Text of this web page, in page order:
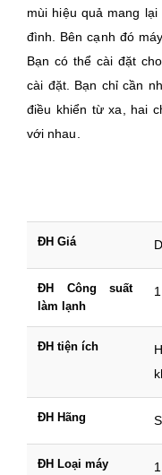
mùi hiệu quả mang
đình. Bên cạnh đó
Bạn có thể cài đặt
cài đặt. Bạn chỉ cần
điều khiển từ xa, hai
với nhau.
ĐH Giá
ĐH Công suất
làm lạnh
ĐH tiện ích
ĐH Hãng
ĐH Loại máy